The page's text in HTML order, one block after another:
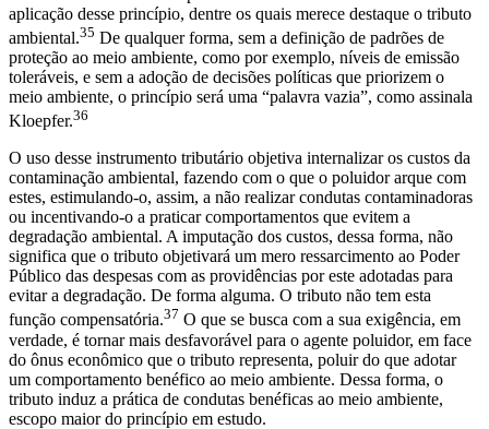
aplicação desse princípio, dentre os quais merece destaque o tributo
ambiental.35 De qualquer forma, sem a definição de padrões de
proteção ao meio ambiente, como por exemplo, níveis de emissão
toleráveis, e sem a adoção de decisões políticas que priorizem o
meio ambiente, o princípio será uma “palavra vazia”, como assinala
Kloepfer.36
O uso desse instrumento tributário objetiva internalizar os custos da
contaminação ambiental, fazendo com o que o poluidor arque com
estes, estimulando-o, assim, a não realizar condutas contaminadoras
ou incentivando-o a praticar comportamentos que evitem a
degradação ambiental. A imputação dos custos, dessa forma, não
significa que o tributo objetivará um mero ressarcimento ao Poder
Público das despesas com as providências por este adotadas para
evitar a degradação. De forma alguma. O tributo não tem esta
função compensatória.37 O que se busca com a sua exigência, em
verdade, é tornar mais desfavorável para o agente poluidor, em face
do ônus econômico que o tributo representa, poluir do que adotar
um comportamento benéfico ao meio ambiente. Dessa forma, o
tributo induz a prática de condutas benéficas ao meio ambiente,
escopo maior do princípio em estudo.